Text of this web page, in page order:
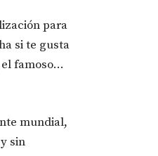
para
si te gusta
famoso...
mundial,
sin